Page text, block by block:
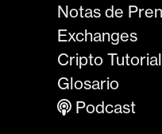
Notas de
Exchanges
Cripto
Glosario
Podcast